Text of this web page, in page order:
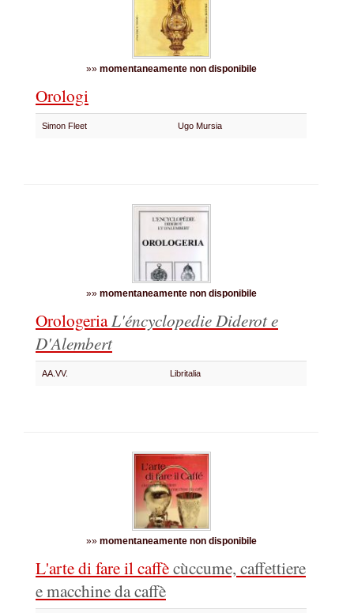
»» momentaneamente non disponibile
Orologi
Simon Fleet Ugo Mursia
»» momentaneamente non disponibile
OrologeriaL'éncyclopedie Diderot e
D'Alembert
AA.VV. Libritalia
»» momentaneamente non disponibile
L'arte di fare il caffècùccume, caffettiere
e macchine da caffè